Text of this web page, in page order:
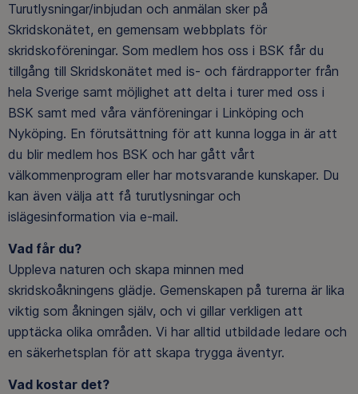
Turutlysningar/inbjudan och anmälan sker på
Skridskonätet, en gemensam webbplats för
skridskoföreningar. Som medlem hos oss i BSK får du
tillgång till Skridskonätet med is- och färdrapporter från
hela Sverige samt möjlighet att delta i turer med oss i
BSK samt med våra vänföreningar i Linköping och
Nyköping. En förutsättning för att kunna logga in är att
du blir medlem hos BSK och har gått vårt
välkommenprogram eller har motsvarande kunskaper. Du
kan även välja att få turutlysningar och
islägesinformation via e-mail.
Vad får du?
Uppleva naturen och skapa minnen med
skridskoåkningens glädje. Gemenskapen på turerna är lika
viktig som åkningen själv, och vi gillar verkligen att
upptäcka olika områden. Vi har alltid utbildade ledare och
en säkerhetsplan för att skapa trygga äventyr.
Vad kostar det?